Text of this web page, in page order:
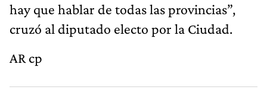
hay que hablar de todas las provincias”,
cruzó al diputado electo por la Ciudad.
AR cp